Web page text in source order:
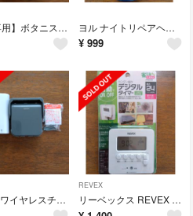
【M様専用】ボタニスト ボタニカルヘアバーム 32g ヨル ナイトリペアヘアオイル
¥ 999
REVEX ワイヤレスチャイム
REVEX
リーベックス REVEX PT80DW デジタルタイマー ホワイト